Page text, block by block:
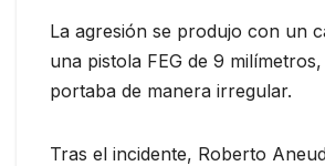
La agresión se produjo con un
una pistola FEG de 9
portaba de manera irregular.
Tras el incidente, Roberto